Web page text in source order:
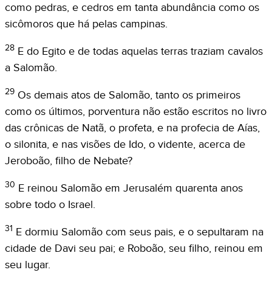
como pedras, e cedros em tanta abundância como os
sicômoros que há pelas campinas.
28 E do Egito e de todas aquelas terras traziam cavalos
a Salomão.
29 Os demais atos de Salomão, tanto os primeiros
como os últimos, porventura não estão escritos no livro
das crônicas de Natã, o profeta, e na profecia de Aías,
o silonita, e nas visões de Ido, o vidente, acerca de
Jeroboão, filho de Nebate?
30 E reinou Salomão em Jerusalém quarenta anos
sobre todo o Israel.
31 E dormiu Salomão com seus pais, e o sepultaram na
cidade de Davi seu pai; e Roboão, seu filho, reinou em
seu lugar.